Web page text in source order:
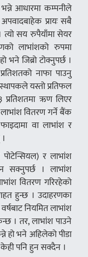
आधारमा कम्पनीले
प्रायः सबै
त्यो सय रुपैयाँमा सेयर
लाभांशको रुपमा
भने जिब्रो टोक्नुपर्छ ।
नाफा पाउनु
यस्तो प्रतिफल
प्रतिशतमा ऋण लिएर
लाभांश वितरण गर्ने बैंक
वा लाभांश र
र लाभांश
सक्नुपर्छ । लाभांश
वितरण गरिरहेको
हुन्छ । उदाहरणका
नियमित लाभांश
। तर, लाभांश पाउने
हो भने अहिलेको पीडा
केही पनि हुन सक्दैन ।